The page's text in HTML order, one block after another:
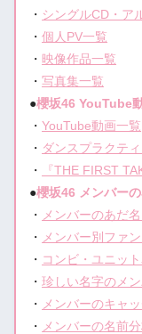
・ シングルCD・ア
・個人PV一覧
・ 映像作品一覧
・写真集一覧
●櫻坂46 YouTube
・YouTube動画一覧
・ ダンスプラクテ
・
『THE FIRST
●櫻坂46 メンバー
・ メンバーのあだ
・ メンバー別ファ
・ コンビ・ユニッ
・珍しい名字のメ
・ メンバーのキャ
・ メンバーの名前